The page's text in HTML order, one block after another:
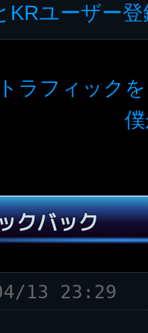
KRユーザー登
ラフィック
クバック
13 23:29